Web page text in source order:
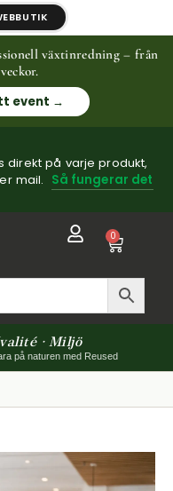
växtinredning – från
event →
direkt på varje produkt,
mail. Så fungerar det
0
· Miljö
på naturen med Reused